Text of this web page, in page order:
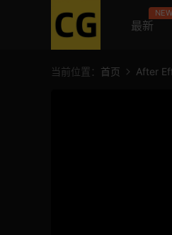
最新
NEW
当前位置： 首页 After